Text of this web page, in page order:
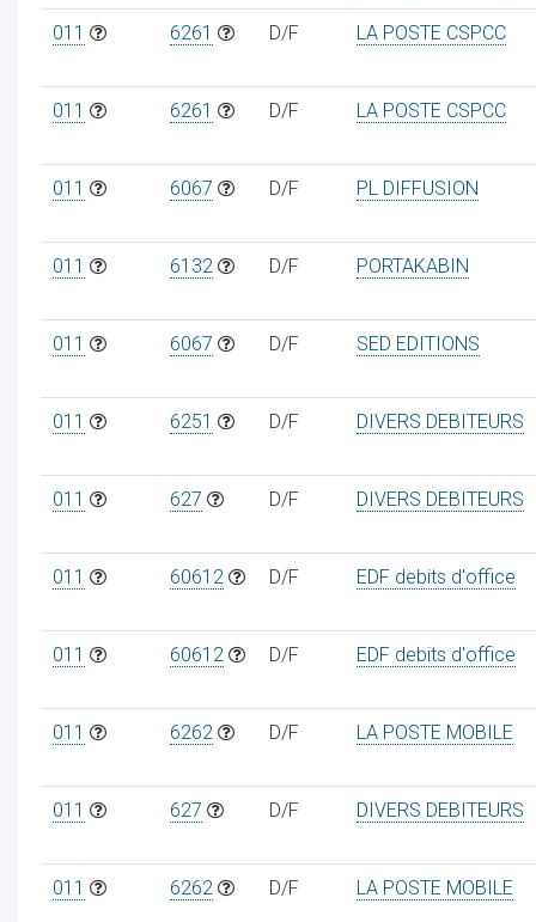
011 6261 D/F LA POSTE CSPCC
011 6261 D/F LA POSTE CSPCC
011 6067 D/F PL DIFFUSION
011 6132 D/F PORTAKABIN
011 6067 D/F SED EDITIONS
011 6251 D/F DIVERS DEBITEURS
011 627 D/F DIVERS DEBITEURS
011 60612 D/F EDF debits d'office
011 60612 D/F EDF debits d'office
011 6262 D/F LA POSTE MOBILE
011 627 D/F DIVERS DEBITEURS
011 6262 D/F LA POSTE MOBILE